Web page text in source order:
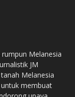
Melanesia
JM
Melanesia
membuat